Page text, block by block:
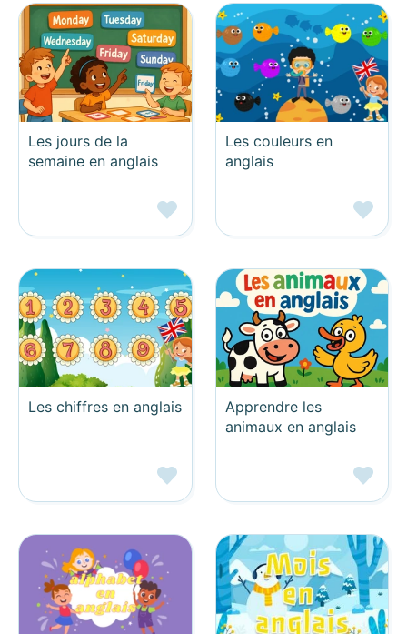
Les jours de la
semaine en anglais
Les couleurs en
anglais
Les chiffres en anglais
Apprendre les
animaux en anglais